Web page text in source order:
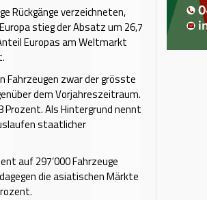
Rückgänge verzeichneten,
stieg der Absatz um 26,7
Europas am Weltmarkt
Fahrzeugen zwar der grösste
dem Vorjahreszeitraum.
Als Hintergrund nennt
staatlicher
auf 297’000 Fahrzeuge
die asiatischen Märkte